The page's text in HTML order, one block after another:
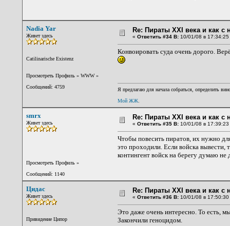
Nadia Yar
Живет здесь
Catilinarische Existenz
Просмотреть Профиль» WWW»
Сообщений: 4759
Re: Пираты XXI века и как с
« Ответить #34 В:10/01/08 в 17:34:25
Конвоировать суда очень дорого.
Я предлагаю для начала собраться, определить
Мой ЖЖ.
smrx
Живет здесь
Просмотреть Профиль»
Сообщений: 1140
Re: Пираты XXI века и как с
« Ответить #35 В:10/01/08 в 17:39:23
Чтобы повесить пиратов, их нужно
это проходили. Если войска вывести,
контингент войск на берегу думаю не
Цидас
Живет здесь
Привидение Ципор
Re: Пираты XXI века и как с
« Ответить #36 В:10/01/08 в 17:50:30
Это даже очень интересно. То есть,
Закончили геноцидом.